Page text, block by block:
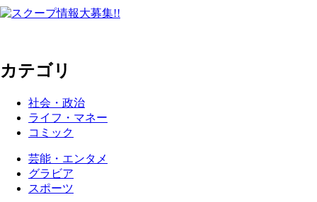
カテゴリ
社会・政治
ライフ・マネー
コミック
芸能・エンタメ
グラビア
スポーツ